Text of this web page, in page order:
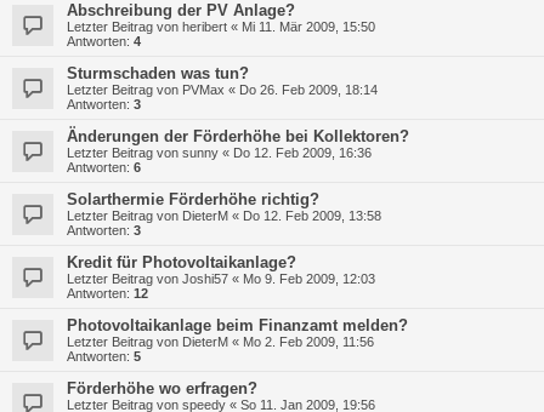
Abschreibung der PV Anlage?
Letzter Beitrag von heribert « Mi 11. Mär 2009, 15:50
Antworten: 4
Sturmschaden was tun?
Letzter Beitrag von PVMax « Do 26. Feb 2009, 18:14
Antworten: 3
Änderungen der Förderhöhe bei Kollektoren?
Letzter Beitrag von sunny « Do 12. Feb 2009, 16:36
Antworten: 6
Solarthermie Förderhöhe richtig?
Letzter Beitrag von DieterM « Do 12. Feb 2009, 13:58
Antworten: 3
Kredit für Photovoltaikanlage?
Letzter Beitrag von Joshi57 « Mo 9. Feb 2009, 12:03
Antworten: 12
Photovoltaikanlage beim Finanzamt melden?
Letzter Beitrag von DieterM « Mo 2. Feb 2009, 11:56
Antworten: 5
Förderhöhe wo erfragen?
Letzter Beitrag von speedy « So 11. Jan 2009, 19:56